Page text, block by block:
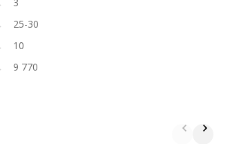
25-30
10
9 770